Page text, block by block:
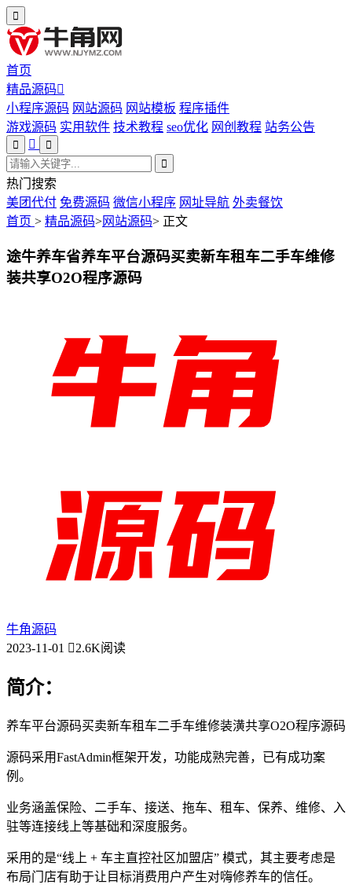
首页
精品源码
小程序源码 网站源码 网站模板 程序插件
游戏源码 实用软件 技术教程 seo优化 网创教程 站务公告
热门搜索
美团代付 免费源码 微信小程序 网址导航 外卖餐饮
首页 > 精品源码>网站源码> 正文
途牛养车省养车平台源码买卖新车租车二手车维修
装共享O2O程序源码
牛角源码
2023-11-01
2.6K阅读
简介：
养车平台源码买卖新车租车二手车维修装潢共享O2O程序源码
源码采用FastAdmin框架开发，功能成熟完善，已有成功案
例。
业务涵盖保险、二手车、接送、拖车、租车、保养、维修、入
驻等连接线上等基础和深度服务。
采用的是“线上 + 车主直控社区加盟店” 模式，其主要考虑是
布局门店有助于让目标消费用户产生对嗨修养车的信任。